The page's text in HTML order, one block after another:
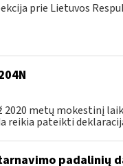
prie Lietuvos
2020 metų mokestinį
reikia pateikti
padalinių